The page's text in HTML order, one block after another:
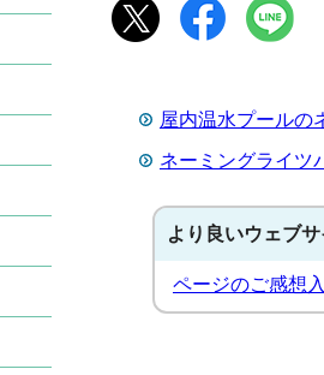
屋内温水プールの
ネーミングライツ
より良いウェブ
ページのご感想